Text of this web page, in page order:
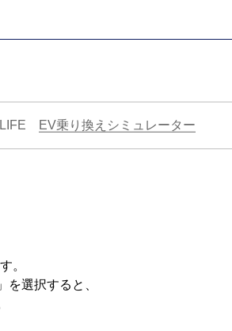
EV乗り換えシミュレーター
。
選択すると、